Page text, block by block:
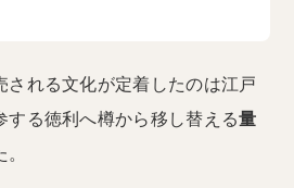
される文化が定着したのは江戸
する徳利へ樽から移し替える量